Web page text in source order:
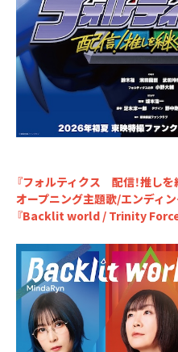
『フォルティクス 配信！推しを
オープニング主題歌/エンディ
『Backlit world / Trinity Force